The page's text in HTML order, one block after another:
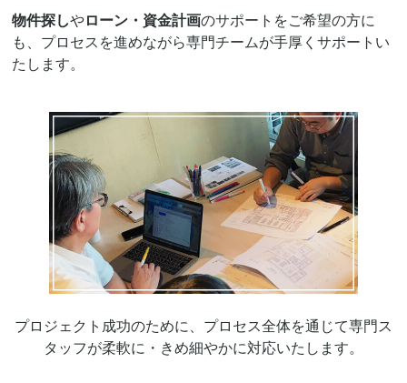
物件探しやローン・資金計画のサポートをご希望の方に
も、プロセスを進めながら専門チームが手厚くサポートい
たします。
プロジェクト成功のために、プロセス全体を通じて専門ス
タッフが柔軟に・きめ細やかに対応いたします。